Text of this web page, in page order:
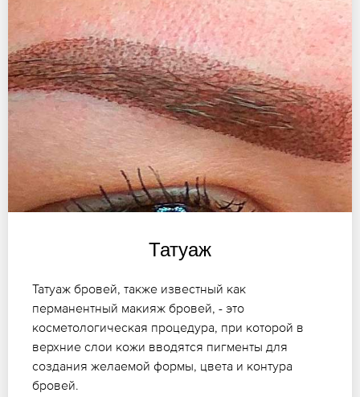
Татуаж
Татуаж бровей, также известный как
перманентный макияж бровей, - это
косметологическая процедура, при которой в
верхние слои кожи вводятся пигменты для
создания желаемой формы, цвета и контура
бровей.